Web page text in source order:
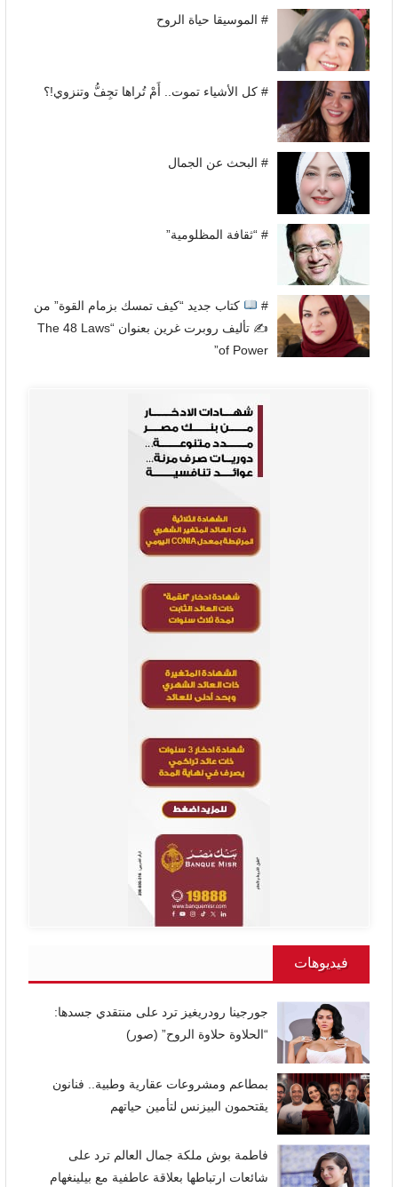
# الموسيقا حياة الروح
# كل الأشياء تموت.. أَمْ تُراها تجِفُّ وتنزوي!؟
# البحث عن الجمال
# “ثقافة المظلومية”
#
كتاب جديد “كيف تمسك بزمام القوة” من
✍
تأليف روبرت غرين بعنوان “The 48 Laws
of Power”
فيديوهات
جورجينا رودريغيز ترد على منتقدي جسدها:
“الحلاوة حلاوة الروح” (صور)
بمطاعم ومشروعات عقارية وطبية.. فنانون
يقتحمون البيزنس لتأمين حياتهم
فاطمة بوش ملكة جمال العالم ترد على
شائعات ارتباطها بعلاقة عاطفية مع بيلينغهام